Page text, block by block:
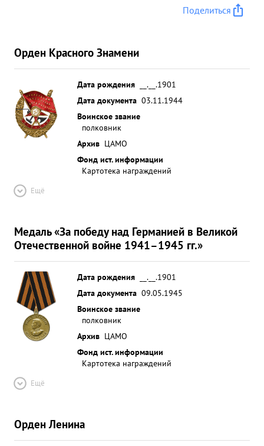
Поделиться
Орден Красного Знамени
Дата рождения
__.__.1901
Дата документа 03.11.1944
Воинское звание
полковник
Архив ЦАМО
Фонд ист. информации
Картотека награждений
Ещё
Медаль «За победу над Германией в Великой
Отечественной войне 1941–1945 гг.»
Дата рождения
__.__.1901
Дата документа 09.05.1945
Воинское звание
полковник
Архив ЦАМО
Фонд ист. информации
Картотека награждений
Ещё
Орден Ленина